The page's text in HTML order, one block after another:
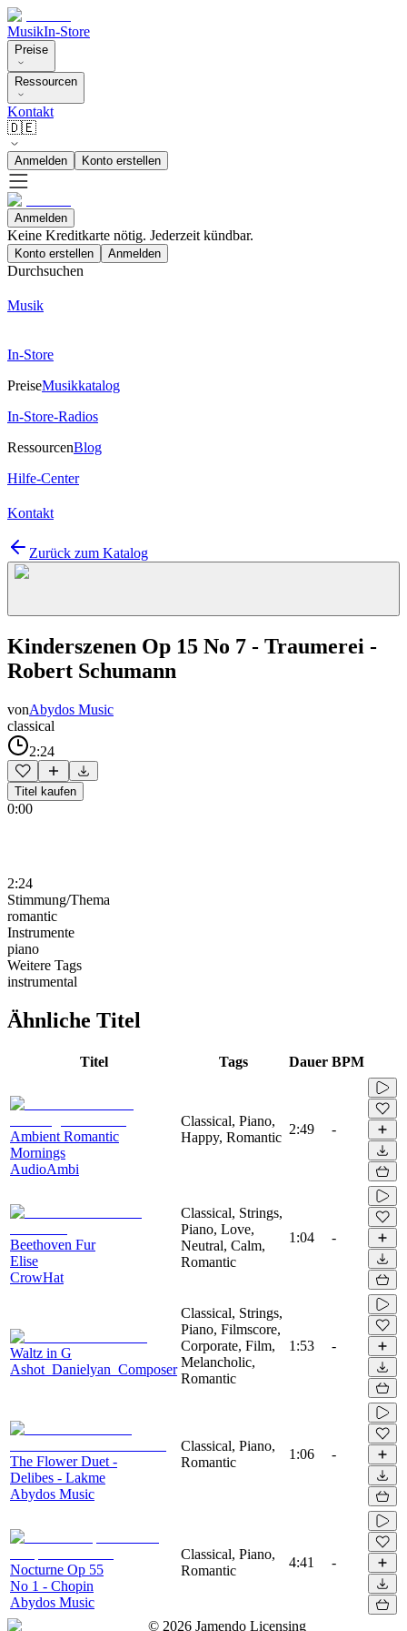
MusikIn-Store
Preise
Ressourcen
Kontakt
🇩🇪
Anmelden Konto erstellen
Anmelden
Keine Kreditkarte nötig. Jederzeit kündbar.
Konto erstellen Anmelden
Durchsuchen
Musik
In-Store
PreiseMusikkatalog
In-Store-Radios
RessourcenBlog
Hilfe-Center
Kontakt
Zurück zum Katalog
Kinderszenen Op 15 No 7 - Traumerei -
Robert Schumann
vonAbydos Music
classical
2:24
Titel kaufen
0:00
2:24
Stimmung/Thema
romantic
Instrumente
piano
Weitere Tags
instrumental
Ähnliche Titel
Titel Tags Dauer BPM
Ambient Romantic
Mornings
AudioAmbi
Classical, Piano,
Happy, Romantic
2:49 -
Beethoven Fur
Elise
CrowHat
Classical, Strings,
Piano, Love,
Neutral, Calm,
Romantic
1:04 -
Waltz in G
Ashot_Danielyan_Composer
Classical, Strings,
Piano, Filmscore,
Corporate, Film,
Melancholic,
Romantic
1:53 -
The Flower Duet -
Delibes - Lakme
Abydos Music
Classical, Piano,
Romantic
1:06 -
Nocturne Op 55
No 1 - Chopin
Abydos Music
Classical, Piano,
Romantic
4:41 -
© 2026 Jamendo Licensing